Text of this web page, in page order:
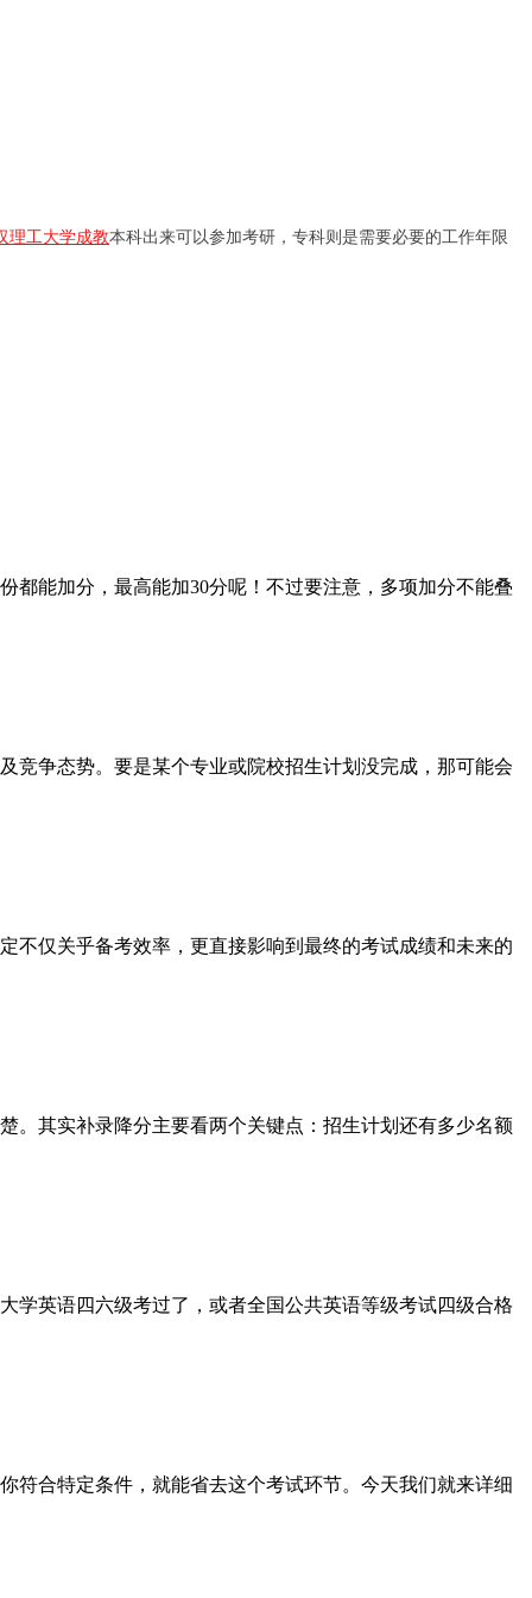
理工大学成教本科出来可以参加考研，专科则是需要必要的工作年限
能加分，最高能加30分呢！不过要注意，多项加分不能叠
争态势。要是某个专业或院校招生计划没完成，那可能会
不仅关乎备考效率，更直接影响到最终的考试成绩和未来的
。其实补录降分主要看两个关键点：招生计划还有多少名额
英语四六级考过了，或者全国公共英语等级考试四级合格
符合特定条件，就能省去这个考试环节。今天我们就来详细